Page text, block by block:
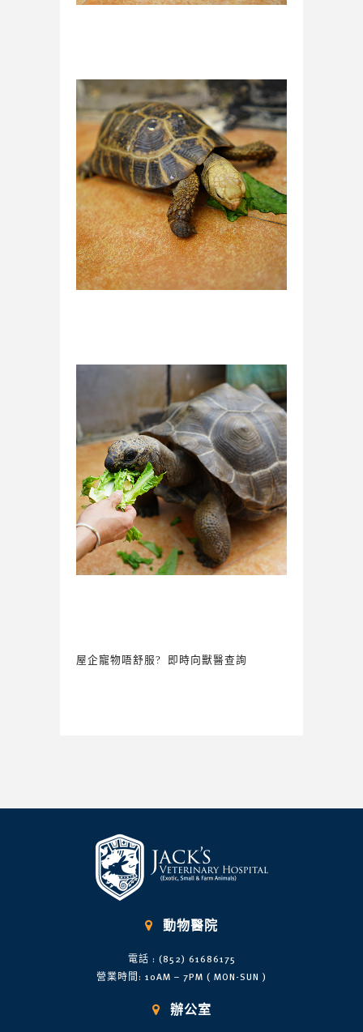
屋企寵物唔舒服? 即時向獸醫查詢
 動物醫院
電話 : (852) 61686175
營業時間: 10AM – 7PM ( MON-SUN )
 辦公室